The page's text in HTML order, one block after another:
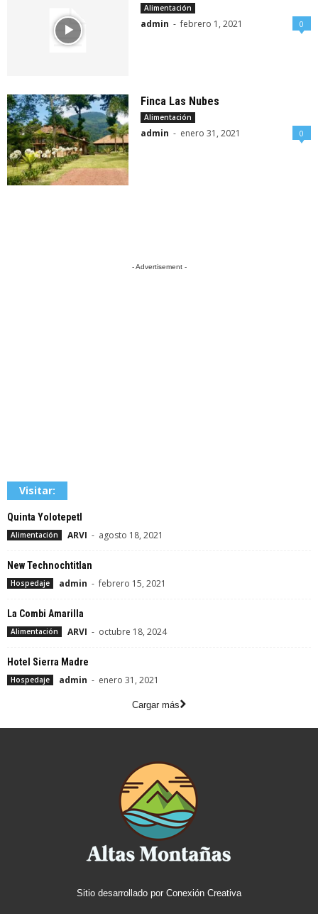
Alimentación
admin - febrero 1, 2021 0
Finca Las Nubes
Alimentación
admin - enero 31, 2021 0
- Advertisement -
Visitar:
Quinta Yolotepetl
Alimentación ARVI - agosto 18, 2021
New Technochtitlan
Hospedaje admin - febrero 15, 2021
La Combi Amarilla
Alimentación ARVI - octubre 18, 2024
Hotel Sierra Madre
Hospedaje admin - enero 31, 2021
Cargar más
Sitio desarrollado por Conexión Creativa